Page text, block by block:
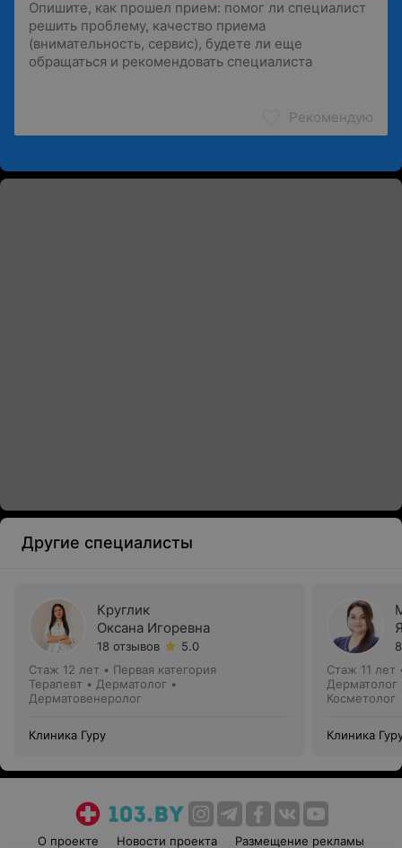
Рекомендую
Другие специалисты
Круглик
Оксана Игоревна
18 отзывов
5.0
Стаж 12 лет • Первая категория
Терапевт • Дерматолог •
Дерматовенеролог
Клиника Гуру
Стаж 11 лет
Дерматолог
Косметолог
Клиника
О проекте Новости проекта Размещение рекламы